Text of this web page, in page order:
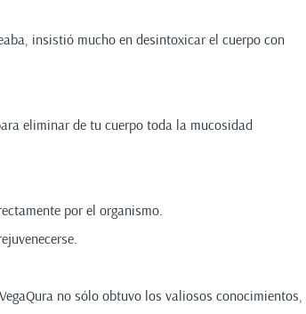
insistió mucho en desintoxicar el cuerpo con
eliminar de tu cuerpo toda la mucosidad
por el organismo.
no sólo obtuvo los valiosos conocimientos,